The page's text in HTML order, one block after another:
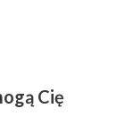
Cię